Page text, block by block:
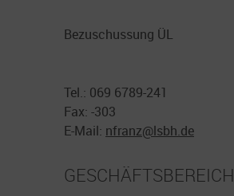
Bezuschussung ÜL
Tel.: 069 6789-241
Fax: -303
E-Mail: nfranz@lsbh.de
GESCHÄFTSBEREICH